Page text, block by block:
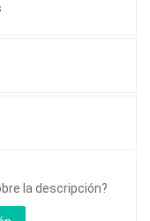
la descripción?